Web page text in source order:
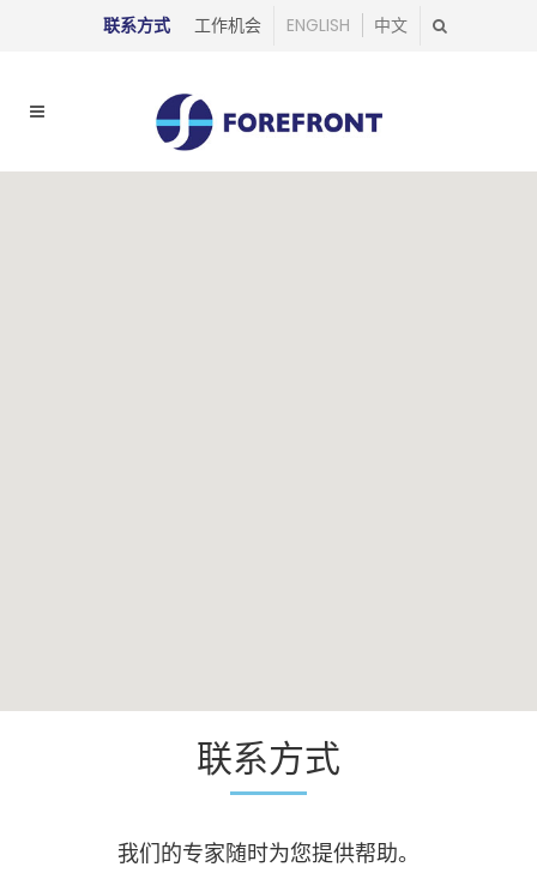
联系方式 工作机会 ENGLISH 中文
联系方式
我们的专家随时为您提供帮助。